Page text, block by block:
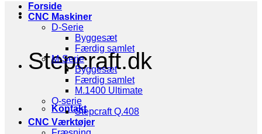
Stepcraft.dk
Kontakt
Forside
CNC Maskiner
D-Serie
Byggesæt
Færdig samlet
M-Serie
Byggesæt
Færdig samlet
M.1400 Ultimate
Q-serie
Stepcraft Q.408
CNC Værktøjer